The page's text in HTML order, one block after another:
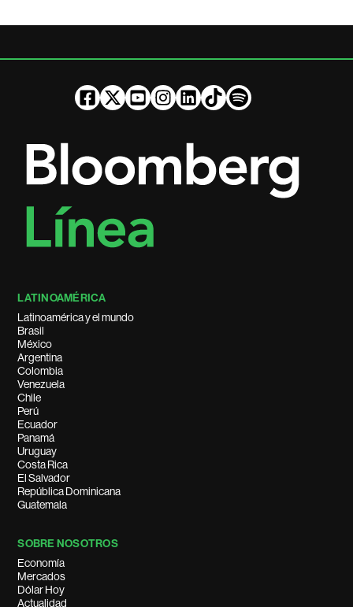
LATINOAMÉRICA
Latinoamérica y el mundo
Brasil
México
Argentina
Colombia
Venezuela
Chile
Perú
Ecuador
Panamá
Uruguay
Costa Rica
El Salvador
República Dominicana
Guatemala
SOBRE NOSOTROS
Economía
Mercados
Dólar Hoy
Actualidad